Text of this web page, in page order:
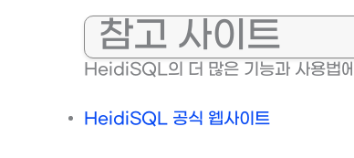
참고 사이트
HeidiSQL의 더 많은 기능과 사용법
HeidiSQL 공식 웹사이트